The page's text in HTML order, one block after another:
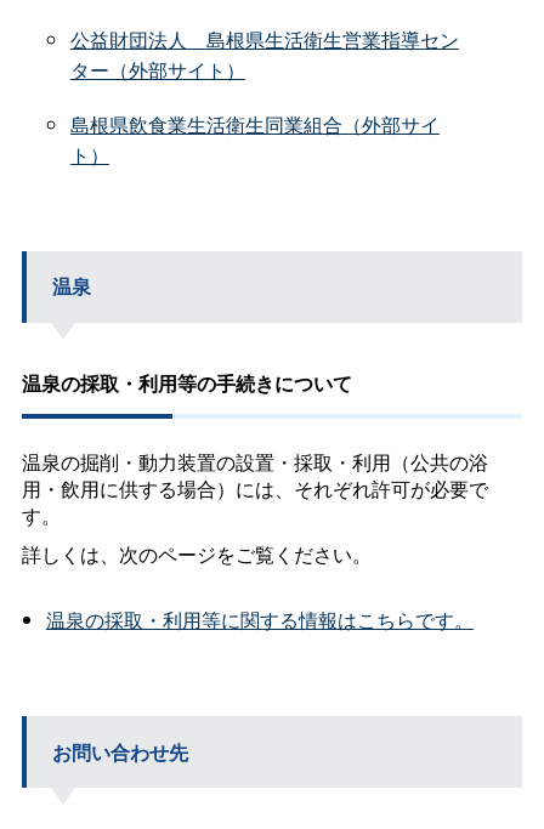
公益財団法人 島根県生活衛生営業指導セン
ター（外部サイト）
島根県飲食業生活衛生同業組合（外部サイ
ト）
温泉
温泉の採取・利用等の手続きについて
温泉の掘削・動力装置の設置・採取・利用（公共の浴
用・飲用に供する場合）には、それぞれ許可が必要で
す。
詳しくは、次のページをご覧ください。
温泉の採取・利用等に関する情報はこちらです。
お問い合わせ先